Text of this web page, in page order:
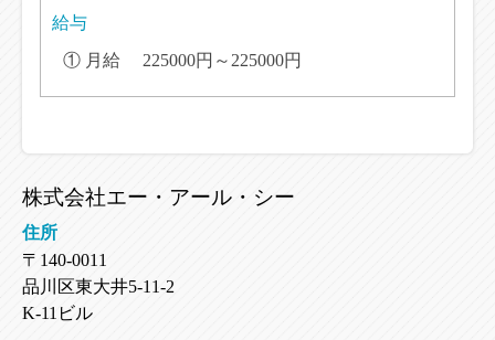
給与
① 月給 225000円～225000円
株式会社エー・アール・シー
住所
〒140-0011
品川区東大井5-11-2
K-11ビル